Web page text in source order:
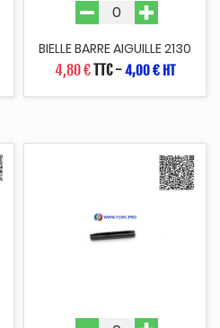
BIELLE BARRE AIGUILLE 2130
4,80 €TTC-4,00 € HT